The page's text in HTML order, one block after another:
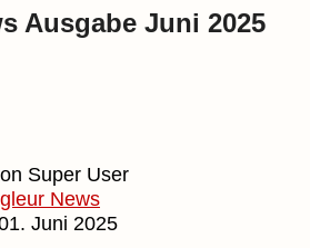
Ausgabe Juni 2025
Super User
News
Juni 2025